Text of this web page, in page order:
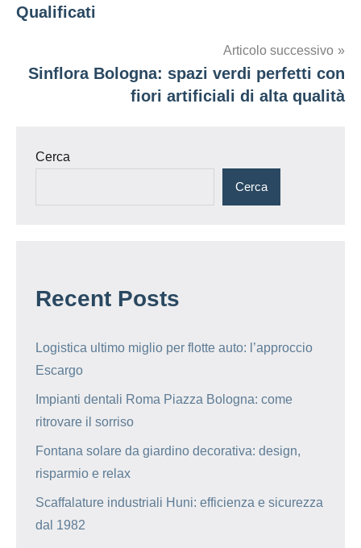
Qualificati
Articolo successivo
Sinflora Bologna: spazi verdi perfetti con
fiori artificiali di alta qualità
Cerca
Cerca
Recent Posts
Logistica ultimo miglio per flotte auto: l’approccio
Escargo
Impianti dentali Roma Piazza Bologna: come
ritrovare il sorriso
Fontana solare da giardino decorativa: design,
risparmio e relax
Scaffalature industriali Huni: efficienza e sicurezza
dal 1982